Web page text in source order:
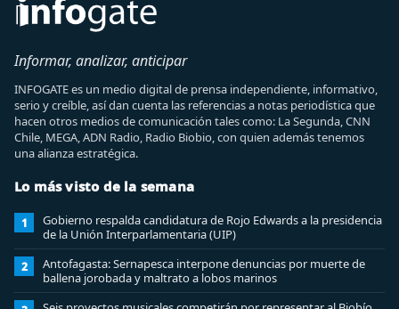
Informar, analizar, anticipar
INFOGATE es un medio digital de prensa independiente, informativo,
serio y creíble, así dan cuenta las referencias a notas periodística que
hacen otros medios de comunicación tales como: La Segunda, CNN
Chile, MEGA, ADN Radio, Radio Biobio, con quien además tenemos
una alianza estratégica.
Lo más visto de la semana
1
Gobierno respalda candidatura de Rojo Edwards a la presidencia
de la Unión Interparlamentaria (UIP)
2
Antofagasta: Sernapesca interpone denuncias por muerte de
ballena jorobada y maltrato a lobos marinos